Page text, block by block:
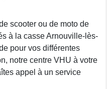
scooter ou de moto de
à la casse Arnouville-lès-
pour vos différentes
notre centre VHU à votre
appel à un service